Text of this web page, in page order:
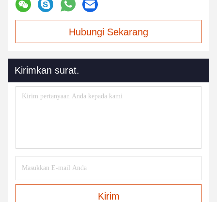
Hubungi Sekarang
Kirimkan surat.
Kirim